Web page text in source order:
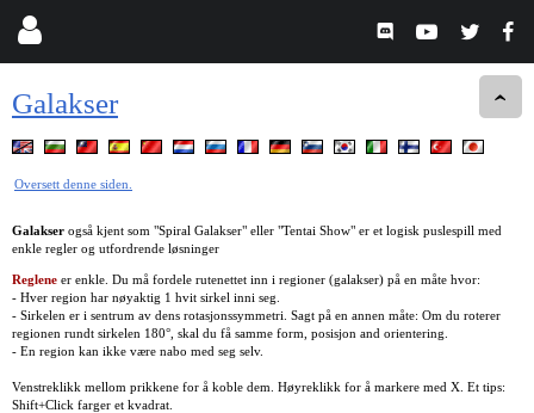
Galakser
Oversett denne siden.
Galakser også kjent som "Spiral Galakser" eller "Tentai Show" er et logisk puslespill med
enkle regler og utfordrende løsninger
Reglene er enkle. Du må fordele rutenettet inn i regioner (galakser) på en måte hvor:
- Hver region har nøyaktig 1 hvit sirkel inni seg.
- Sirkelen er i sentrum av dens rotasjonssymmetri. Sagt på en annen måte: Om du roterer
regionen rundt sirkelen 180°, skal du få samme form, posisjon and orientering.
- En region kan ikke være nabo med seg selv.
Venstreklikk mellom prikkene for å koble dem. Høyreklikk for å markere med X. Et tips:
Shift+Click farger et kvadrat.